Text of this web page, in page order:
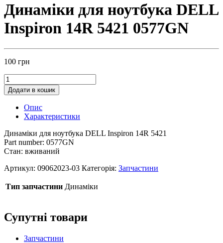
Динаміки для ноутбука DELL
Inspiron 14R 5421 0577GN
100 грн
Додати в кошик
Опис
Характеристики
Динаміки для ноутбука DELL Inspiron 14R 5421
Part number: 0577GN
Стан: вживаний
Артикул: 09062023-03 Категорія: Запчастини
Тип запчастини Динаміки
Супутні товари
Запчастини